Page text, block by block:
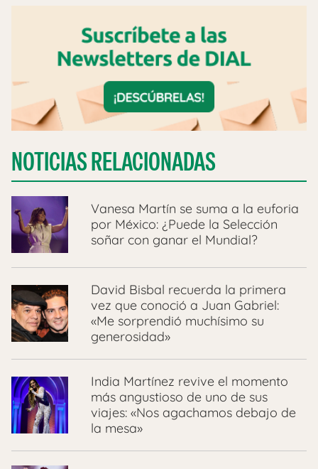
NOTICIAS RELACIONADAS
Vanesa Martín se suma a la euforia
por México: ¿Puede la Selección
soñar con ganar el Mundial?
David Bisbal recuerda la primera
vez que conoció a Juan Gabriel:
«Me sorprendió muchísimo su
generosidad»
India Martínez revive el momento
más angustioso de uno de sus
viajes: «Nos agachamos debajo de
la mesa»